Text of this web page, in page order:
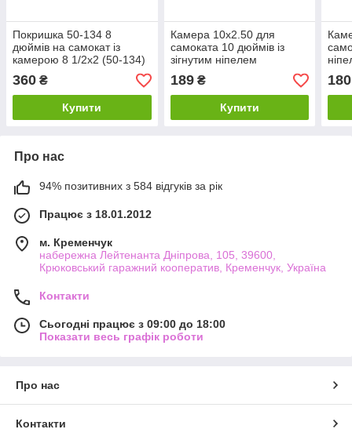
Покришка 50-134 8
дюймів на самокат із
камерою 8 1/2х2 (50-134)
360 ₴
Купити
Камера 10x2.50 для
самоката 10 дюймів із
зігнутим ніпелем
189₴
Купити
180
Про нас
94% позитивних з 584 відгуків за рік
Працює з 18.01.2012
м. Кременчук
набережна Лейтенанта Дніпрова, 105, 39600,
Крюковський гаражний кооператив, Кременчук, Україна
Контакти
Сьогодні працює з 09:00 до 18:00
Показати весь графік роботи
Про нас
Контакти